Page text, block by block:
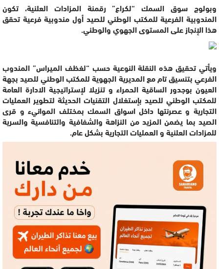
وبولوج سوق السمك “لكراع” رقمنة المزادات العلنية، تكون
المندوبية الفرعية للمكتب الوطني للصيد أول مندوبية فرعية تحقق
هذا الإنجاز على المستوى الجهوي والوطني.
ويأتي تحقيق هذه النقلة النوعية حسب “لغظف الميراس” المندوب
الفرعي بتنسيق تام مع المديرية الجهوية للمكتب الوطني للصيد بجهة
العيون بوجدور الساقية الحمراء و تنزيلا لإستراتيجية الادارة العامة
للمكتب الوطني للصيد بإستغلال التقنيات الحديثة لتطوير العمليات
التجارية و عصرنتها داخل اسواق السمك بمختلف الموانيء و قرى
الصيد بما يضمن المزيد من النزاهة والشفافية والتنافسية والسرية
للمزادات العلنية و العمليات التجارية بشكل عام.